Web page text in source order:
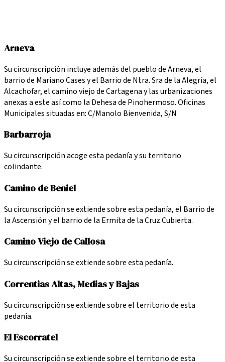
Arneva
Su circunscripción incluye además del pueblo de Arneva, el
barrio de Mariano Cases y el Barrio de Ntra. Sra de la Alegría, el
Alcachofar, el camino viejo de Cartagena y las urbanizaciones
anexas a este así como la Dehesa de Pinohermoso. Oficinas
Municipales situadas en: C/Manolo Bienvenida, S/N
Barbarroja
Su circunscripción acoge esta pedanía y su territorio
colindante.
Camino de Beniel
Su circunscripción se extiende sobre esta pedanía, el Barrio de
la Ascensión y el barrio de la Ermita de la Cruz Cubierta.
Camino Viejo de Callosa
Su circunscripción se extiende sobre esta pedanía.
Correntias Altas, Medias y Bajas
Su circunscripción se extiende sobre el territorio de esta
pedanía.
El Escorratel
Su circunscripción se extiende sobre el territorio de esta